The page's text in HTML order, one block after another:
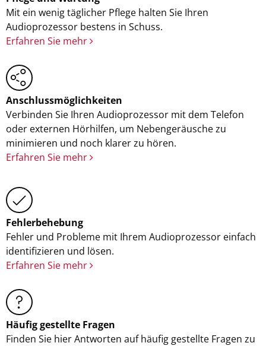
Mit ein wenig täglicher Pflege halten Sie Ihren
Audioprozessor bestens in Schuss.
Erfahren Sie mehr
Anschlussmöglichkeiten
Verbinden Sie Ihren Audioprozessor mit dem Telefon
oder externen Hörhilfen, um Nebengeräusche zu
minimieren und noch klarer zu hören.
Erfahren Sie mehr
Fehlerbehebung
Fehler und Probleme mit Ihrem Audioprozessor einfach
identifizieren und lösen.
Erfahren Sie mehr
Häufig gestellte Fragen
Finden Sie hier Antworten auf häufig gestellte Fragen zu